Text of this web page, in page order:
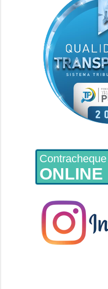
Contracheque
ONLINE